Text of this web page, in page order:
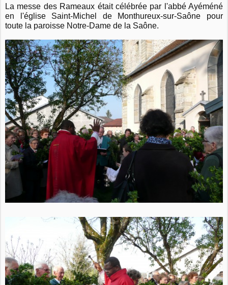
La messe des Rameaux était célébrée par l'abbé Ayéméné
en l'église Saint-Michel de Monthureux-sur-Saône pour
toute la paroisse Notre-Dame de la Saône.